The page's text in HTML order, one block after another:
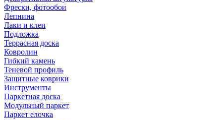
Фрески, фотообои
Лепнина
Лаки и клеи
Подложка
Террасная доска
Ковролин
Гибкий камень
Теневой профиль
Защитные коврики
Инструменты
Паркетная доска
Модульный паркет
Паркет елочка